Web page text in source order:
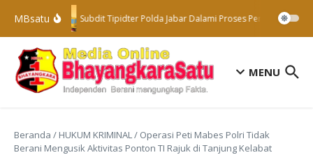
Lewati ke konten
MBsatu
Subdit Tipidter Polda Jabar Dalami Proses Penyelidikan
MENU
Beranda / HUKUM KRIMINAL/ Operasi Peti Mabes Polri Tidak
Berani Mengusik Aktivitas Ponton TI Rajuk di Tanjung Kelabat